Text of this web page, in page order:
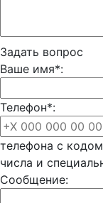
Задать вопрос
Ваше имя*:
Телефон*:
телефона с
числа и
Сообщение: